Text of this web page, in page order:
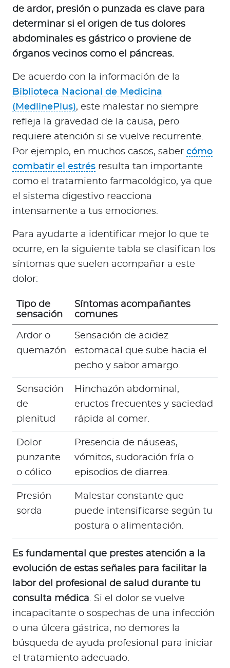
de ardor, presión o punzada es clave para
determinar si el origen de tus dolores
abdominales es gástrico o proviene de
órganos vecinos como el páncreas.
De acuerdo con la información de la
Biblioteca Nacional de Medicina
(MedlinePlus), este malestar no siempre
refleja la gravedad de la causa, pero
requiere atención si se vuelve recurrente.
Por ejemplo, en muchos casos, saber cómo
combatir el estrés resulta tan importante
como el tratamiento farmacológico, ya que
el sistema digestivo reacciona
intensamente a tus emociones.
Para ayudarte a identificar mejor lo que te
ocurre, en la siguiente tabla se clasifican los
síntomas que suelen acompañar a este
dolor:
Tipo de
sensación
Síntomas acompañantes
comunes
Ardor o
quemazón
Sensación de acidez
estomacal que sube hacia el
pecho y sabor amargo.
Sensación
de
plenitud
Hinchazón abdominal,
eructos frecuentes y saciedad
rápida al comer.
Dolor
punzante
o cólico
Presencia de náuseas,
vómitos, sudoración fría o
episodios de diarrea.
Presión
sorda
Malestar constante que
puede intensificarse según tu
postura o alimentación.
Es fundamental que prestes atención a la
evolución de estas señales para facilitar la
labor del profesional de salud durante tu
consulta médica. Si el dolor se vuelve
incapacitante o sospechas de una infección
o una úlcera gástrica, no demores la
búsqueda de ayuda profesional para iniciar
el tratamiento adecuado.